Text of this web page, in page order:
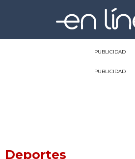
PUBLICIDAD
PUBLICIDAD
Deportes